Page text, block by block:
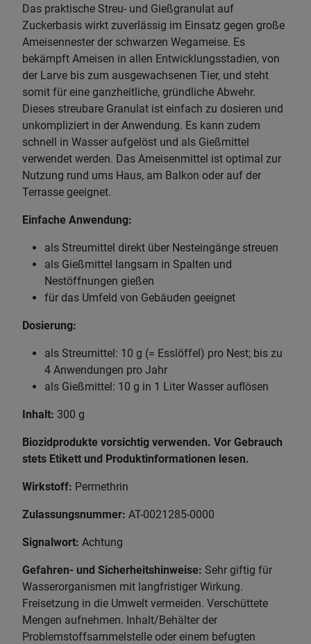
Das praktische Streu- und Gießgranulat auf
Zuckerbasis wirkt zuverlässig im Einsatz gegen große
Ameisennester der schwarzen Wegameise. Es
bekämpft Ameisen in allen Entwicklungsstadien, von
der Larve bis zum ausgewachsenen Tier, und steht
somit für eine ganzheitliche, gründliche Abwehr.
Dieses streubare Granulat ist einfach zu dosieren und
unkompliziert in der Anwendung. Es kann zudem
schnell in Wasser aufgelöst und als Gießmittel
verwendet werden. Das Ameisenmittel ist optimal zur
Nutzung rund ums Haus, am Balkon oder auf der
Terrasse geeignet.
Einfache Anwendung:
als Streumittel direkt über Nesteingänge streuen
als Gießmittel langsam in Spalten und
Nestöffnungen gießen
für das Umfeld von Gebäuden geeignet
Dosierung:
als Streumittel: 10 g (= Esslöffel) pro Nest; bis zu
4 Anwendungen pro Jahr
als Gießmittel: 10 g in 1 Liter Wasser auflösen
Inhalt: 300 g
Biozidprodukte vorsichtig verwenden. Vor Gebrauch
stets Etikett und Produktinformationen lesen.
Wirkstoff: Permethrin
Zulassungsnummer: AT-0021285-0000
Signalwort: Achtung
Gefahren- und Sicherheitshinweise: Sehr giftig für
Wasserorganismen mit langfristiger Wirkung.
Freisetzung in die Umwelt vermeiden. Verschüttete
Mengen aufnehmen. Inhalt/Behälter der
Problemstoffsammelstelle oder einem befugten